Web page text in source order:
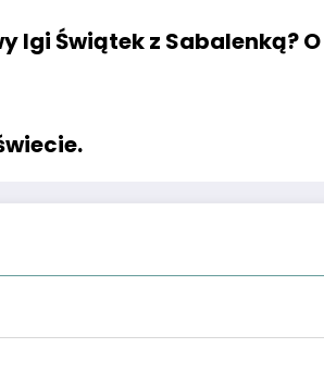
Igi Świątek z Sabalenką?